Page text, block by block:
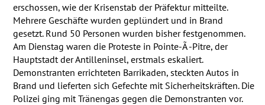
erschossen, wie der Krisenstab der Präfektur mitteilte.
Mehrere Geschäfte wurden geplündert und in Brand
gesetzt. Rund 50 Personen wurden bisher festgenommen.
Am Dienstag waren die Proteste in Pointe-Ã -Pitre, der
Hauptstadt der Antilleninsel, erstmals eskaliert.
Demonstranten errichteten Barrikaden, steckten Autos in
Brand und lieferten sich Gefechte mit Sicherheitskräften. Die
Polizei ging mit Tränengas gegen die Demonstranten vor.